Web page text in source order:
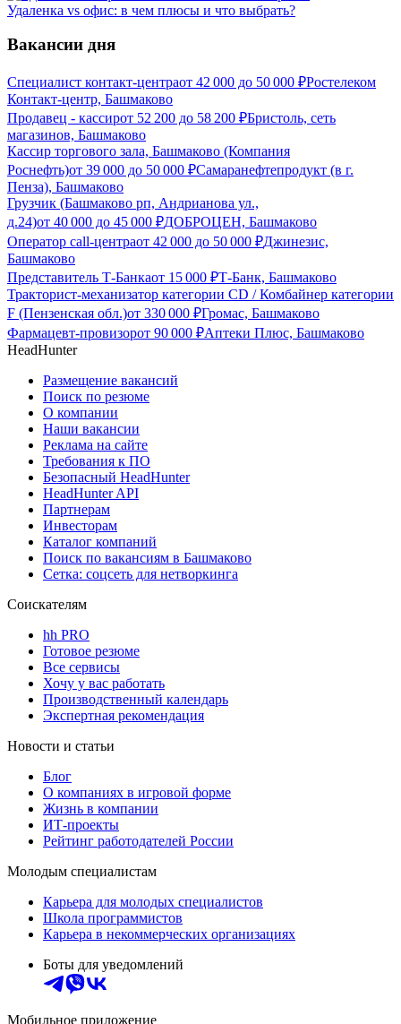
Удаленка vs офис: в чем плюсы и что выбрать?
Вакансии дня
Специалист контакт-центраот 42 000 до 50 000 ₽Ростелеком
Контакт-центр, Башмаково
Продавец - кассирот 52 200 до 58 200 ₽Бристоль, сеть
магазинов, Башмаково
Кассир торгового зала, Башмаково (Компания
Роснефть)от 39 000 до 50 000 ₽Самаранефтепродукт (в г.
Пенза), Башмаково
Грузчик (Башмаково рп, Андрианова ул.,
д.24)от 40 000 до 45 000 ₽ДОБРОЦЕН, Башмаково
Оператор call-центраот 42 000 до 50 000 ₽Джинезис,
Башмаково
Представитель Т-Банкаот 15 000 ₽Т-Банк, Башмаково
Тракторист-механизатор категории CD / Комбайнер категории
F (Пензенская обл.)от 330 000 ₽Громас, Башмаково
Фармацевт-провизорот 90 000 ₽Аптеки Плюс, Башмаково
HeadHunter
Размещение вакансий
Поиск по резюме
О компании
Наши вакансии
Реклама на сайте
Требования к ПО
Безопасный HeadHunter
HeadHunter API
Партнерам
Инвесторам
Каталог компаний
Поиск по вакансиям в Башмаково
Сетка: соцсеть для нетворкинга
Соискателям
hh PRO
Готовое резюме
Все сервисы
Хочу у вас работать
Производственный календарь
Экспертная рекомендация
Новости и статьи
Блог
О компаниях в игровой форме
Жизнь в компании
ИТ-проекты
Рейтинг работодателей России
Молодым специалистам
Карьера для молодых специалистов
Школа программистов
Карьера в некоммерческих организациях
Боты для уведомлений
Мобильное приложение